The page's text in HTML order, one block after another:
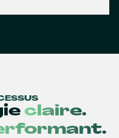
claire.